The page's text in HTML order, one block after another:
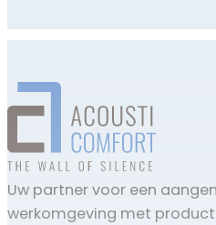
Uw partner voor een
werkomgeving met